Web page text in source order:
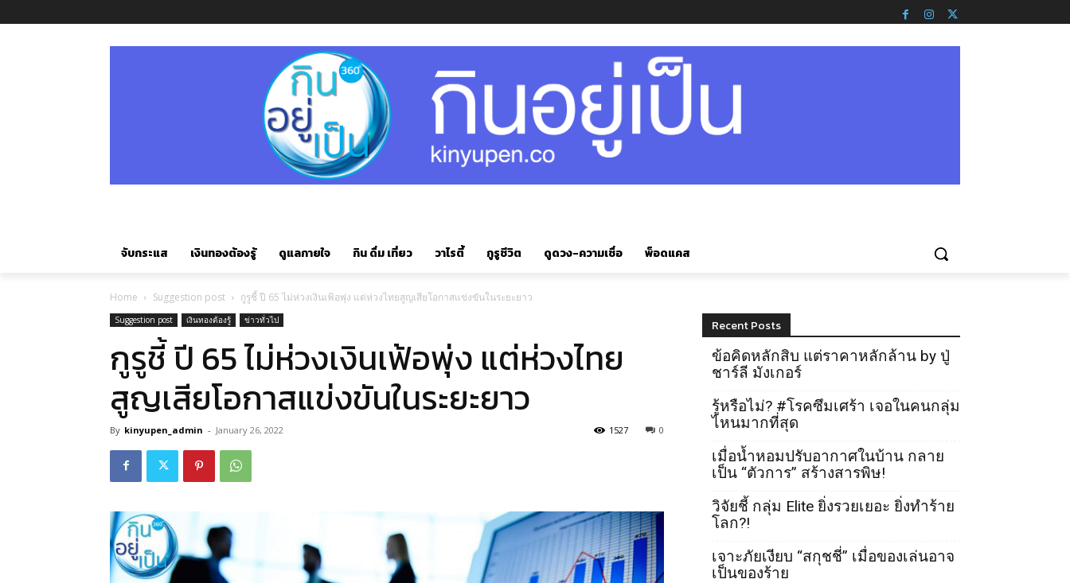
จับกระแส เงินทองต้องรู้ ดูแลกายใจ กิน ดื่ม เที่ยว วาไรตี้ กูรูชีวิต ดูดวง-ความเชื่อ พ็อดแคส
Home Suggestion post กูรูชี้ ปี 65 ไม่ห่วงเงินเฟ้อพุ่ง แต่ห่วงไทยสูญเสียโอกาสแข่งขันในระยะยาว
Suggestion post เงินทองต้องรู้ ข่าวทั่วไป
กูรูชี้ ปี 65 ไม่ห่วงเงินเฟ้อพุ่ง แต่ห่วงไทย
สูญเสียโอกาสแข่งขันในระยะยาว
By kinyupen_admin - January 26, 2022 0
1527
Recent Posts
ข้อคิดหลักสิบ แต่ราคาหลักล้าน by ปู่
ชาร์ลี มังเกอร์
รู้หรือไม่? #โรคซึมเศร้า เจอในคนกลุ่ม
ไหนมากที่สุด
เมื่อน้ำหอมปรับอากาศในบ้าน กลาย
เป็น “ตัวการ” สร้างสารพิษ!
วิจัยชี้ กลุ่ม Elite ยิ่งรวยเยอะ ยิ่งทำร้าย
โลก?!
เจาะภัยเงียบ “สกุชชี่” เมื่อของเล่นอาจ
เป็นของร้าย